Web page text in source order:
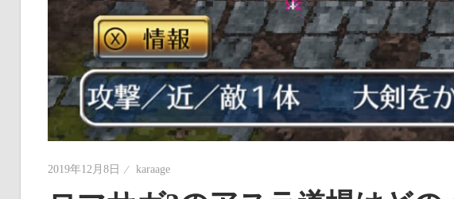
信
2019年12月8日 karaage